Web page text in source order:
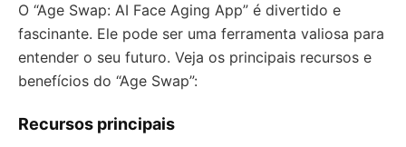
O “Age Swap: AI Face Aging App” é divertido e
fascinante. Ele pode ser uma ferramenta valiosa para
entender o seu futuro. Veja os principais recursos e
benefícios do “Age Swap”:
Recursos principais